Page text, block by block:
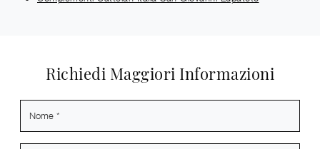
Richiedi Maggiori Informazioni